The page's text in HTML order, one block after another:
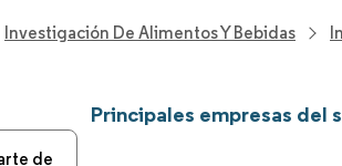
Investigación De Alimentos Y Bebidas
de
Principales empresas del